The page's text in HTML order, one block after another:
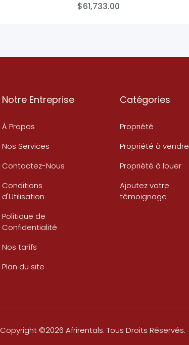
$61,733.00
Notre Entreprise
À Propos
Nos Services
Contactez-Nous
Conditions
d'Utilisation
Politique de
Confidentialité
Nos tarifs
Plan du site
Catégories
Propriété
Propriété à vendre
Propriété à louer
Ajoutez votre
témoignage
Copyright ©2026 Afrirentals. Tous Droits Réservés.